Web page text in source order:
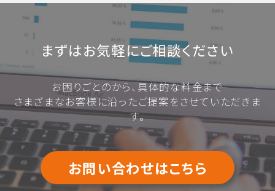
まずはお気軽にご相談ください
お困りごとのから、具体的な料金まで
さまざまなお客様に沿ったご提案をさせていただきま
す。
お問い合わせはこちら